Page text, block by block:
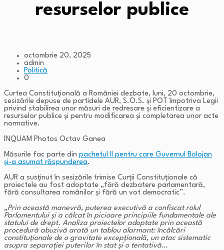
resurselor publice
octombrie 20, 2025
admin
Politică
0
Curtea Constituţională a României dezbate, luni, 20 octombrie,
sesizările depuse de partidele AUR, S.O.S. şi POT împotriva Legii
privind stabilirea unor măsuri de redresare şi eficientizare a
resurselor publice şi pentru modificarea şi completarea unor acte
normative.
INQUAM Photos Octav Ganea
Măsurile fac parte din pachetul II pentru care Guvernul Bolojan
și-a asumat răspunderea.
AUR a susţinut în sesizările trimise Curţii Constituţionale că
proiectele au fost adoptate „fără dezbatere parlamentară,
fără consultarea românilor şi fără un vot democratic”.
„Prin această manevră, puterea executivă a confiscat rolul
Parlamentului şi a călcat în picioare principiile fundamentale ale
statului de drept. Analiza proiectelor adoptate prin această
procedură abuzivă arată un tablou alarmant: încălcări
constituţionale de o gravitate excepţională, un atac sistematic
asupra separaţiei puterilor în stat şi o tentativă…